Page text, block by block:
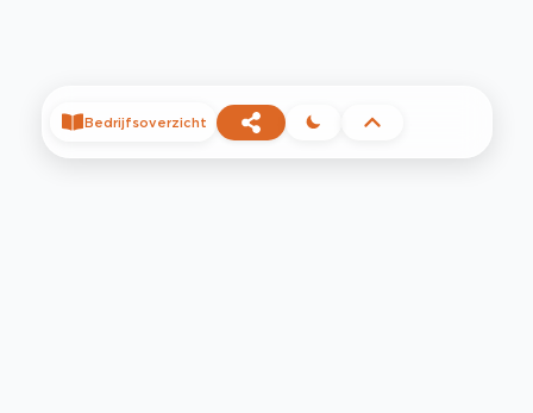
Bedrijfsoverzicht